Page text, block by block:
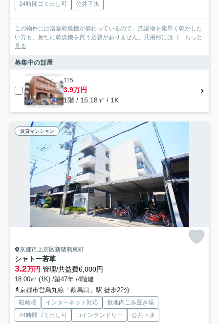
24時間ゴミ出し可
公共下水
この物件には浴室乾燥機が備わっているので、洗濯物を素早く乾かした
い方も、新たに乾燥機を買う必要がありません。共用部にはゴ... もっと
見る
募集中の部屋
115
3.9万円
1階 / 15.18㎡ / 1K
賃貸マンション
京都市上京区新猪熊東町
シャトー若草
3.2万円 管理/共益費6,000円
18.00㎡ (1K) /築47年 /4階建
京都市営烏丸線「鞍馬口」駅 徒歩22分
駐輪場 インターネット対応
敷地内ごみ置き場
24時間ゴミ出し可
コインランドリー 公共下水